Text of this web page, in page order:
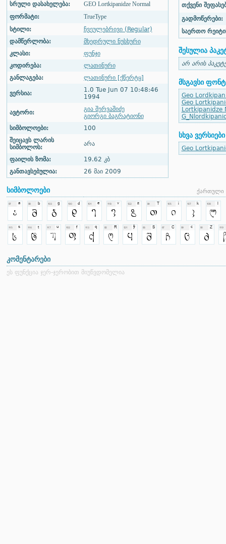
სრული დასახელება:
GEO Lortkipanidze Normal
ფორმატი:
TrueType
სტილი:
ჩვეულებრივი (Regular)
დამწერლობა:
მხედრული ნუსხური
კლასი:
ფუნჯი
კოდირება:
ლათინური
განლაგება:
ლათინური [ქწერტყ]
ვერსია:
1.0 Tue Jun 07 10:48:46
1994
ავტორი:
გია შერვაშიძე
გიორგი ბაგრატიონი
სიმბოლოები:
100
შეიცავს ლარის
სიმბოლოს:
არა
ფაილის ზომა:
19.62 კბ
განთავსებულია:
26 მაი 2009
თქვენი
გადმოწერები:
საერთო
შესულია
არ არის
მსგავსი
Geo
Geo
Lortkipanidze
სხვა ვერსიები
Geo
სიმბოლოები ქართული
კომენტარები
ეს ფუნქცია ჯერ-ჯერობით მიუწვდომელია